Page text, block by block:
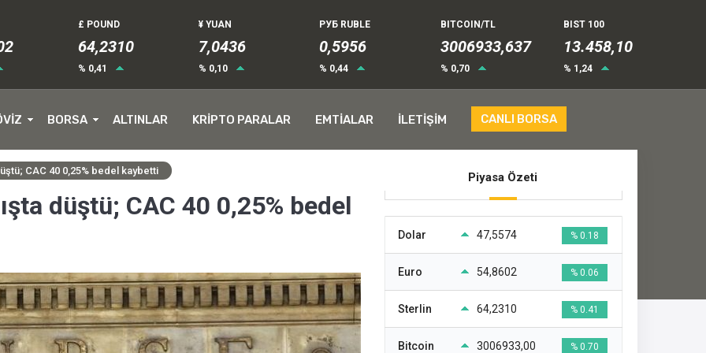
£ POUND
64,2310
% 0,41
¥ YUAN
7,0436
% 0,10
РУБ RUBLE
0,5963
% 0,44
BITCOIN/TL
3006933,637
% 0,70
BIST 100
13.458,10
% 1,24
BORSA ALTINLAR KRİPTO PARALAR EMTİALAR İLETİŞİM CANLI BORSA
CAC 40 0,25% bedel kaybetti
düştü; CAC 40 0,25% bedel
Piyasa Özeti
Dolar 47,5574 % 0.18
Euro 54,8602 % 0.06
Sterlin 64,2310 % 0.41
Bitcoin 3006933,00 % 0.70